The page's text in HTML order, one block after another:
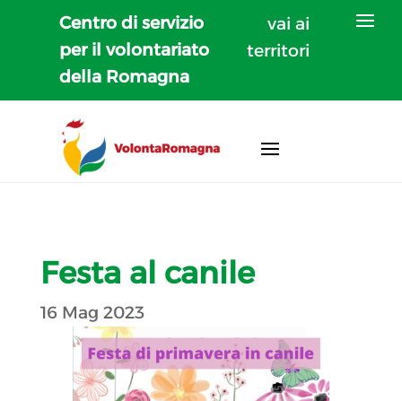
Centro di servizio
per il volontariato
della Romagna
vai ai
territori
Festa al canile
16 Mag 2023